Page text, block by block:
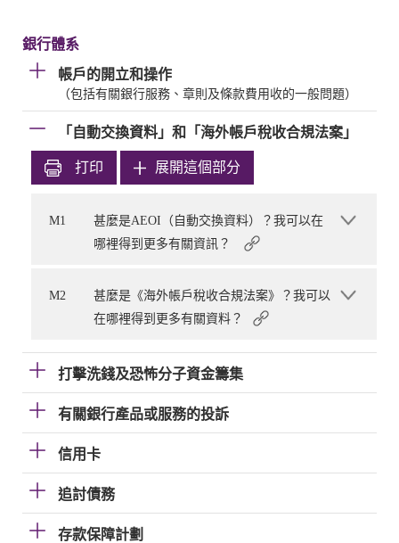
銀行體系
帳戶的開立和操作
（包括有關銀行服務、章則及條款費用收的一般問題）
「自動交換資料」和「海外帳戶稅收合規法案」
打印 展開這個部分
M1
甚麼是AEOI（自動交換資料）？我可以在
哪裡得到更多有關資訊？
M2
甚麼是《海外帳戶稅收合規法案》？我可以
在哪裡得到更多有關資料？
打擊洗錢及恐怖分子資金籌集
有關銀行產品或服務的投訴
信用卡
追討債務
存款保障計劃